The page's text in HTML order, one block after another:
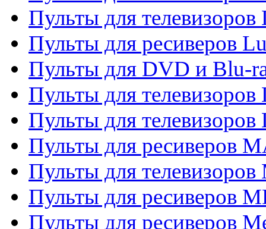
Пульты для
Пульты для ресиверов
Пульты для DVD и Blu-
Пульты для телевизоров
Пульты для телевизоров
Пульты для ресиверов
Пульты для телевизоров
Пульты для ресиверов
Пульты для ресиверов